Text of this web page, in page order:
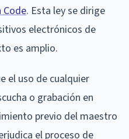
Code. Esta ley se dirige
electrónicos de
es amplio.
el uso de cualquier
o grabación en
previo del maestro
el proceso de